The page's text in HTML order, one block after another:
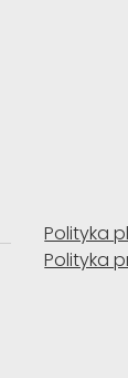
Polityka
Polityka